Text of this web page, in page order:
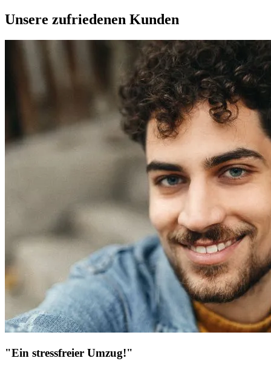
Unsere zufriedenen Kunden
"Ein stressfreier Umzug!"